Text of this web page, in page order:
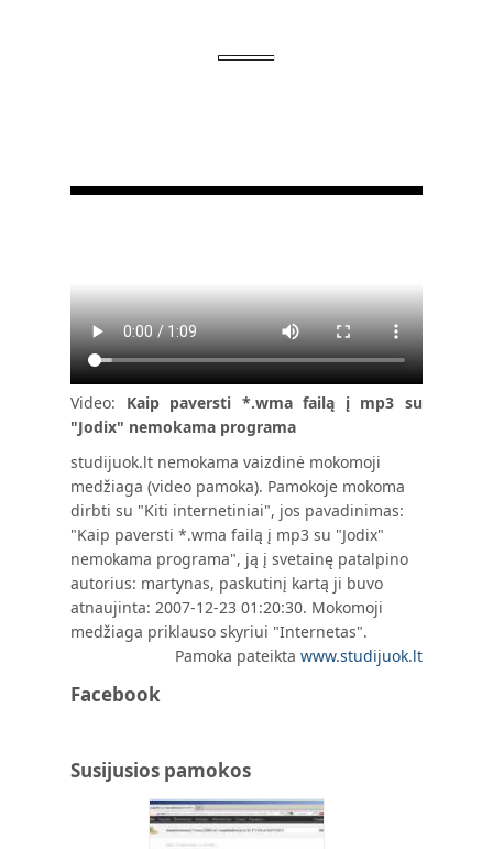
Video: Kaip paversti *.wma failą į mp3 su
"Jodix" nemokama programa
studijuok.lt nemokama vaizdinė mokomoji
medžiaga (video pamoka). Pamokoje mokoma
dirbti su "Kiti internetiniai", jos pavadinimas:
"Kaip paversti *.wma failą į mp3 su "Jodix"
nemokama programa", ją į svetainę patalpino
autorius: martynas, paskutinį kartą ji buvo
atnaujinta: 2007-12-23 01:20:30. Mokomoji
medžiaga priklauso skyriui "Internetas".
Pamoka pateikta www.studijuok.lt
Facebook
Susijusios pamokos